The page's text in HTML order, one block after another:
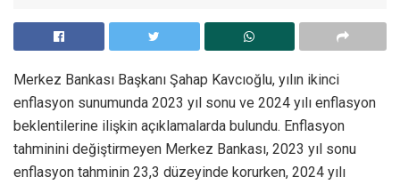
Merkez Bankası Başkanı Şahap Kavcıoğlu, yılın ikinci
enflasyon sunumunda 2023 yıl sonu ve 2024 yılı enflasyon
beklentilerine ilişkin açıklamalarda bulundu. Enflasyon
tahminini değiştirmeyen Merkez Bankası, 2023 yıl sonu
enflasyon tahminin 23,3 düzeyinde korurken, 2024 yılı